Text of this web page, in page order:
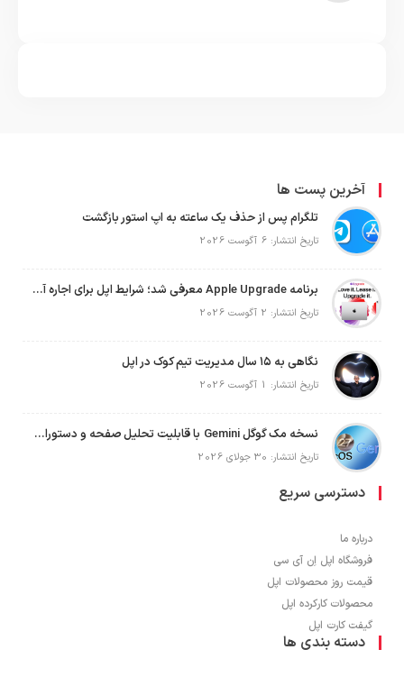
آخرین پست ها
تلگرام پس از حذف یک ساعته به اپ استور بازگشت
تاریخ انتشار: 6 آگوست 2026
برنامه Apple Upgrade معرفی شد؛ شرایط اپل برای اجاره آیفون، آیپد، مک و اپل واچ
تاریخ انتشار: 2 آگوست 2026
نگاهی به ۱۵ سال مدیریت تیم کوک در اپل
تاریخ انتشار: 1 آگوست 2026
نسخه مک گوگل Gemini با قابلیت تحلیل صفحه و دستورات صوتی در به‌روزرسانی جدید
تاریخ انتشار: 30 جولای 2026
دسترسی سریع
درباره ما
فروشگاه اپل اِن آی سی
قیمت روز محصولات اپل
محصولات کارکرده اپل
گیفت کارت اپل
دسته بندی ها